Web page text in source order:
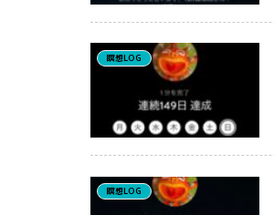
瞑想LOG
瞑想LOG